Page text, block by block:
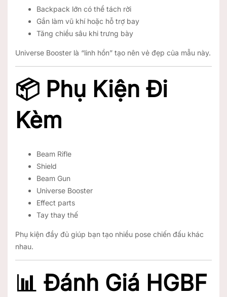
Backpack lớn có thể tách rời
Gắn làm vũ khí hoặc hỗ trợ bay
Tăng chiều sâu khi trưng bày
Universe Booster là “linh hồn” tạo nên vẻ đẹp của mẫu này.
📦 Phụ Kiện Đi
Kèm
Beam Rifle
Shield
Beam Gun
Universe Booster
Effect parts
Tay thay thế
Phụ kiện đầy đủ giúp bạn tạo nhiều pose chiến đấu khác
nhau.
📊 Đánh Giá HGBF